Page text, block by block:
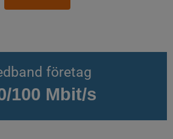
företag
100 Mbit/s